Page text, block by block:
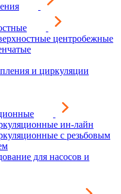
центробежные
и циркуляции
ин-лайн
с резьбовым
для насосов и